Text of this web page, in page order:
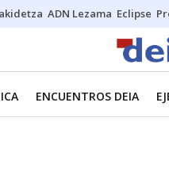
ADN Lezama Eclipse
ENCUENTROS DEIA